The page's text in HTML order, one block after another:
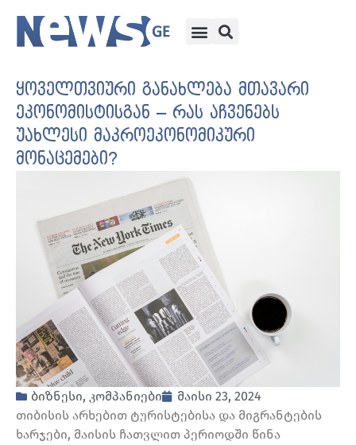
ყოველთვიური განახლება მთავარი
ეკონომისტისგან – რას აჩვენებს
უახლესი მაკროეკონომიკური
მონაცემები?
ბიზნესი, კომპანიები
მაისი 23, 2024
თიბისის არხებით ტურისტებისა და მიგრანტების
ხარჯები, მაისის ჩათვლით პერიოდში წინა